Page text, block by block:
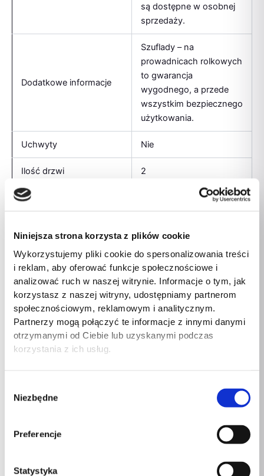
Niniejsza strona korzysta z plików cookie
Wykorzystujemy pliki cookie do spersonalizowania treści
i reklam, aby oferować funkcje społecznościowe i
analizować ruch w naszej witrynie. Informacje o tym, jak
korzystasz z naszej witryny, udostępniamy partnerom
społecznościowym, reklamowym i analitycznym.
Partnerzy mogą połączyć te informacje z innymi danymi
otrzymanymi od Ciebie lub uzyskanymi podczas
korzystania z ich usług.
zgody
Niezbędne
Preferencje
Statystyka
są dostępne w osobnej
sprzedaży.
Dodatkowe informacje
Szuflady – na
prowadnicach rolkowych
to gwarancja
wygodnego, a przede
wszystkim bezpiecznego
użytkowania.
Uchwyty Nie
Ilość drzwi 2
Ilość półek
zewnętrznego
Matowy
Lustro Nie
Kolor produktu Dębowy
Kolor produktu Antracytowy
Ilość szuflad
Materiał wykończenia
Grubość płyty meblowej
Głębokość produktu